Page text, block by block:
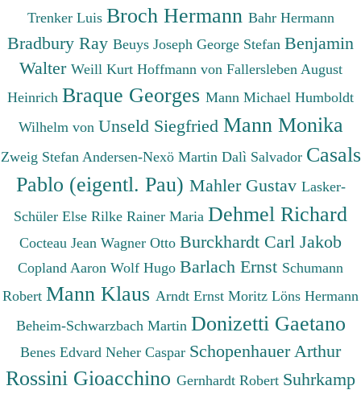
Trenker Luis Broch Hermann Bahr Hermann
Bradbury Ray Beuys Joseph George Stefan Benjamin
Walter Weill Kurt Hoffmann von Fallersleben August
Heinrich Braque Georges Mann Michael Humboldt
Wilhelm von Unseld Siegfried Mann Monika
Zweig Stefan Andersen-Nexö Martin Dalì Salvador Casals
Pablo (eigentl. Pau) Mahler Gustav Lasker-
Schüler Else Rilke Rainer Maria Dehmel Richard
Cocteau Jean Wagner Otto Burckhardt Carl Jakob
Copland Aaron Wolf Hugo Barlach Ernst Schumann
Robert Mann Klaus Arndt Ernst Moritz Löns Hermann
Beheim-Schwarzbach Martin Donizetti Gaetano
Benes Edvard Neher Caspar Schopenhauer Arthur
Rossini Gioacchino Gernhardt Robert Suhrkamp